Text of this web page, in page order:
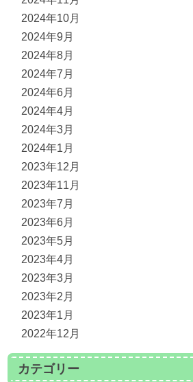
2024年10月
2024年9月
2024年8月
2024年7月
2024年6月
2024年4月
2024年3月
2024年1月
2023年12月
2023年11月
2023年7月
2023年6月
2023年5月
2023年4月
2023年3月
2023年2月
2023年1月
2022年12月
カテゴリー